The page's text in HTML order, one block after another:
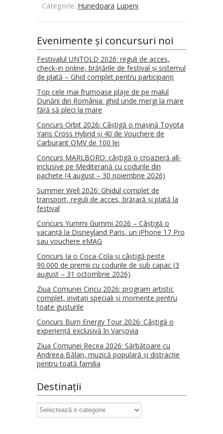
Categorie: Hunedoara Lupeni
Evenimente și concursuri noi
Festivalul UNTOLD 2026: reguli de acces,
check-in online, brățările de festival și sistemul
de plată – Ghid complet pentru participanți
Top cele mai frumoase plaje de pe malul
Dunării din România: ghid unde mergi la mare
fără să pleci la mare
Concurs Orbit 2026: Câștigă o mașină Toyota
Yaris Cross Hybrid și 40 de Vouchere de
Carburant OMV de 100 lei
Concurs MARLBORO: câștigă o croazieră all-
inclusive pe Mediterană cu codurile din
pachete (4 august – 30 noiembrie 2026)
Summer Well 2026: Ghidul complet de
transport, reguli de acces, brățară și plată la
festival
Concurs Yummi Gummi 2026 – Câștigă o
vacanță la Disneyland Paris, un iPhone 17 Pro
sau vouchere eMAG
Concurs Ia o Coca-Cola și câștigă peste
90.000 de premii cu codurile de sub capac (3
august – 31 octombrie 2026)
Ziua Comunei Cincu 2026: program artistic
complet, invitați speciali și momente pentru
toate gusturile
Concurs Burn Energy Tour 2026: Câștigă o
experiență exclusivă în Varșovia
Ziua Comunei Recea 2026: Sărbătoare cu
Andreea Bălan, muzică populară și distracție
pentru toată familia
Destinații
Destinații